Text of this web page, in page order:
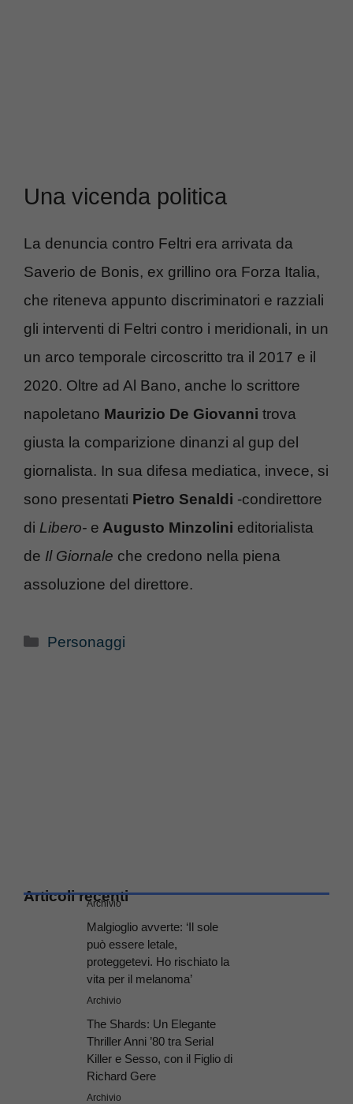
Una vicenda politica
La denuncia contro Feltri era arrivata da
Saverio de Bonis, ex grillino ora Forza Italia,
che riteneva appunto discriminatori e razziali
gli interventi di Feltri contro i meridionali, in un
un arco temporale circoscritto tra il 2017 e il
2020. Oltre ad Al Bano, anche lo scrittore
napoletano Maurizio De Giovanni trova
giusta la comparizione dinanzi al gup del
giornalista. In sua difesa mediatica, invece, si
sono presentati Pietro Senaldi -condirettore
di Libero- e Augusto Minzolini editorialista
de Il Giornale che credono nella piena
assoluzione del direttore.
Categorie
Personaggi
Articoli recenti
Archivio
Malgioglio avverte: ‘Il sole
può essere letale,
proteggetevi. Ho rischiato la
vita per il melanoma’
Archivio
The Shards: Un Elegante
Thriller Anni ’80 tra Serial
Killer e Sesso, con il Figlio di
Richard Gere
Archivio